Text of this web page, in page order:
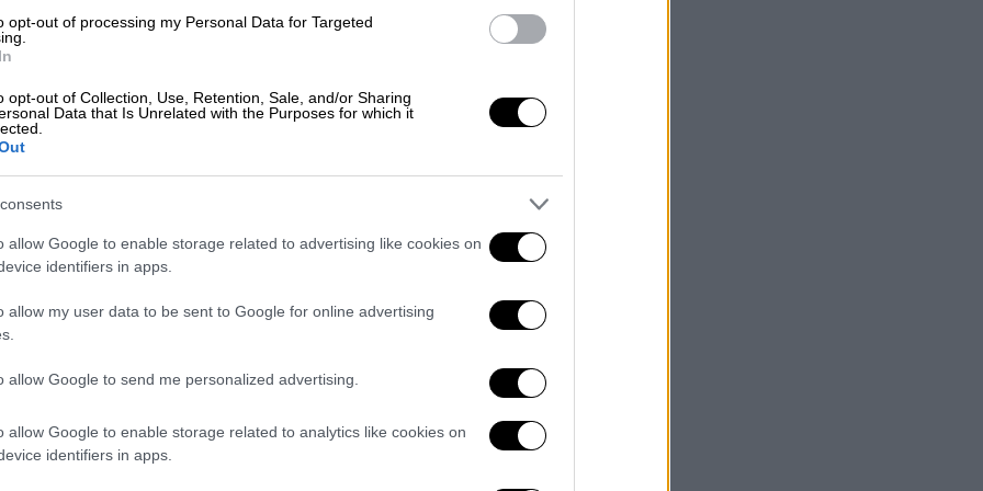
opt-out of processing my Personal Data for Targeted
opt-out of Collection, Use, Retention, Sale, and/or Sharing
Data that Is Unrelated with the Purposes for which it
allow Google to enable storage related to advertising like cookies on
identifiers in apps.
allow my user data to be sent to Google for online advertising
allow Google to send me personalized advertising.
allow Google to enable storage related to analytics like cookies on
identifiers in apps.
συμφωνηθέντων στο πρόσφατο
στις Βρυξέλλες στις 20 και 21
συγκυρία είναι αναγκαίο να
καθώς σε για σειρά θεμάτων πρώτης
μια σύνοδο στην άλλη (μέσα στο
οι υπουργοί Ενέργειας σε μια
των επαφών του πρωθυπουργού
και μεταξύ άλλων θα συζητηθεί το
αυτό υπάρχεισυναντίληψη
είναι αναγκαία η επίδειξη ευρωπαϊκής
συνόρων της Ε.Ε. Τέλος να
στο Ταλίν αναμένεται να βρεθεί
έχει μεγάλη εμπειρία σε θέματα
υπηρεσιών καικυβερνοασφάλειας.